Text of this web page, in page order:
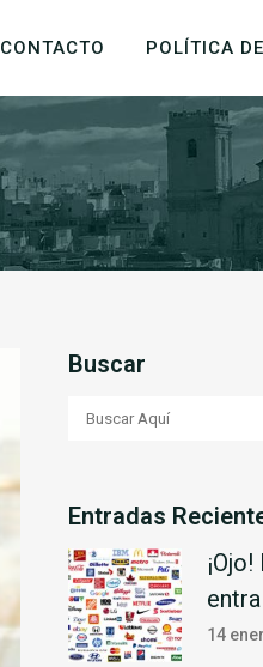
CONTACTO POLÍTICA
Buscar
Entradas
14